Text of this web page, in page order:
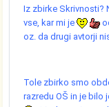
Iz zbirke Skrivnosti?
vse, kar mi je
oz. da drugi avtorji
Tole zbirko smo
razredu OŠ in je bilo